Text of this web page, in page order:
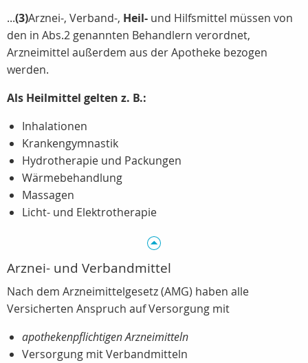
...(3)Arznei-, Verband-, Heil- und Hilfsmittel müssen von
den in Abs.2 genannten Behandlern verordnet,
Arzneimittel außerdem aus der Apotheke bezogen
werden.
Als Heilmittel gelten z. B.:
Inhalationen
Krankengymnastik
Hydrotherapie und Packungen
Wärmebehandlung
Massagen
Licht- und Elektrotherapie
Arznei- und Verbandmittel
Nach dem Arzneimittelgesetz (AMG) haben alle
Versicherten Anspruch auf Versorgung mit
apothekenpflichtigen Arzneimitteln
Versorgung mit Verbandmitteln